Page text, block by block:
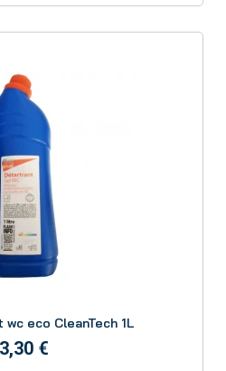
eco CleanTech 1L
3,30 €